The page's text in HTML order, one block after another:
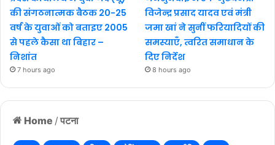
Home / पटना
की संगठनात्मक बैठक 20-25
वर्ष के युवाओं को बताइए 2005
से पहले कैसा था बिहार –
निशांत
7 hours ago
विजेन्द्र प्रसाद यादव एवं मंत्री
जमा खां ने सुनीं फरियादियों की
समस्याएँ, त्वरित समाधान के
दिए निर्देश
8 hours ago